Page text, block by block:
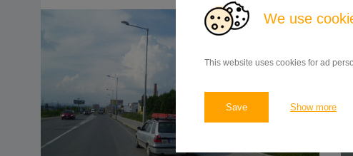
We use
This website uses cookies for ad
Save Show more